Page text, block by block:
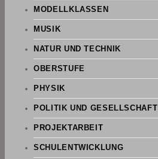
MODELLKLASSEN
MUSIK
NATUR UND TECHNIK
OBERSTUFE
PHYSIK
POLITIK UND GESELLSCHAFT
PROJEKTARBEIT
SCHULENTWICKLUNG